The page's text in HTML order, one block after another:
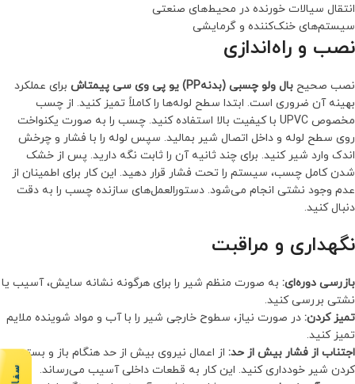
انتقال سیالات خورنده در محیط‌های صنعتی
سیستم‌های خنک‌کننده و گرمایشی
نصب و راه‌اندازی
نصب صحیح بال ولو چسبی (بدنهPP) یو پی وی سی پیمتاش
برای عملکرد
بهینه آن ضروری است. ابتدا سطح لوله‌ها را کاملاً تمیز کنید. از چسب
مخصوص UPVC با کیفیت بالا استفاده کنید. چسب را به صورت یکنواخت
روی سطح لوله و داخل اتصال شیر بمالید. سپس لوله را با فشار و چرخش
اندک وارد شیر کنید. برای چند ثانیه آن را ثابت نگه دارید. پس از خشک
شدن کامل چسب، سیستم را تحت فشار قرار دهید. این کار برای اطمینان از
عدم وجود نشتی انجام می‌شود. دستورالعمل‌های سازنده چسب را به دقت
دنبال کنید.
نگهداری و مراقبت
بازرسی دوره‌ای: به صورت منظم شیر را برای هرگونه نشانه سایش، آسیب یا
نشتی بررسی کنید.
تمیز کردن: در صورت نیاز، سطوح خارجی شیر را با آب و مواد شوینده ملایم
تمیز کنید.
اجتناب از فشار بیش از حد: از اعمال نیروی بیش از حد هنگام باز و بسته
کردن شیر خودداری کنید. این کار به قطعات داخلی آسیب می‌رساند.